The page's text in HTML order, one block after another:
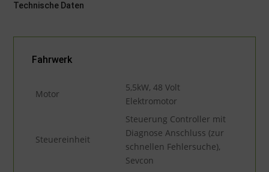
Technische Daten
Fahrwerk
Motor
5,5kW, 48 Volt
Elektromotor
Steuereinheit
Steuerung Controller mit
Diagnose Anschluss (zur
schnellen Fehlersuche),
Sevcon